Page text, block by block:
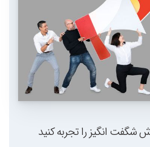
شگفت انگیز را تجربه کنید